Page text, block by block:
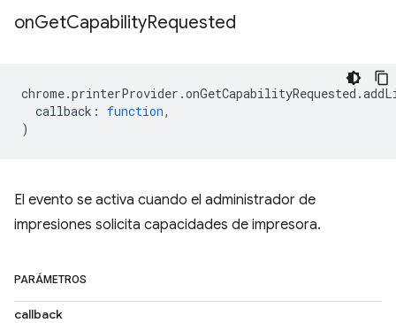
onGetCapabilityRequested
chrome.printerProvider .onGetCapabilityRequested .
callback : function,
)
El evento se activa cuando el administrador de
impresiones solicita capacidades de impresora.
PARÁMETROS
callback